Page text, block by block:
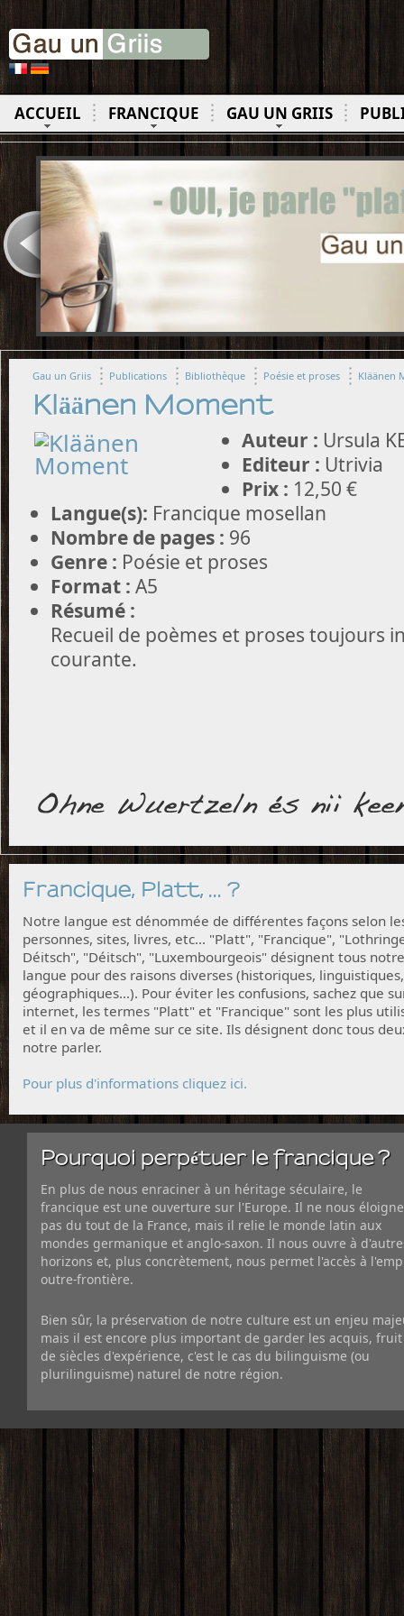
ACCUEIL FRANCIQUE GAU UN GRIIS
Gau un Griis Publications Bibliothèque Poésie et proses Kläänen
Kläänen Moment
Auteur : Ursula
Editeur : Utrivia
Prix : 12,50 €
Langue(s): Francique mosellan
Nombre de pages : 96
Genre : Poésie et proses
Format : A5
Résumé :
Recueil de poèmes et proses toujours
courante.
Francique, Platt, ... ?
Notre langue est dénommée de différentes façons selon
personnes, sites, livres, etc... "Platt", "Francique",
Déitsch", "Déitsch", "Luxembourgeois" désignent tous notre
langue pour des raisons diverses (historiques, linguistiques,
géographiques...). Pour éviter les confusions, sachez que
internet, les termes "Platt" et "Francique" sont les plus
et il en va de même sur ce site. Ils désignent donc tous
notre parler.
Pour plus d'informations cliquez ici.
Pourquoi perpétuer le francique ?
En plus de nous enraciner à un héritage séculaire, le
francique est une ouverture sur l'Europe. Il ne nous éloigne
pas du tout de la France, mais il relie le monde latin aux
mondes germanique et anglo-saxon. Il nous ouvre à
horizons et, plus concrètement, nous permet l'accès à
outre-frontière.
Bien sûr, la préservation de notre culture est un enjeu
mais il est encore plus important de garder les acquis, fruit
de siècles d'expérience, c'est le cas du bilinguisme (ou
plurilinguisme) naturel de notre région.